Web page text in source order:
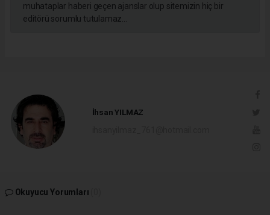
muhataplar haberi geçen ajanslar olup sitemizin hiç bir
editörü sorumlu tutulamaz...
İhsan YILMAZ
Okuyucu Yorumları